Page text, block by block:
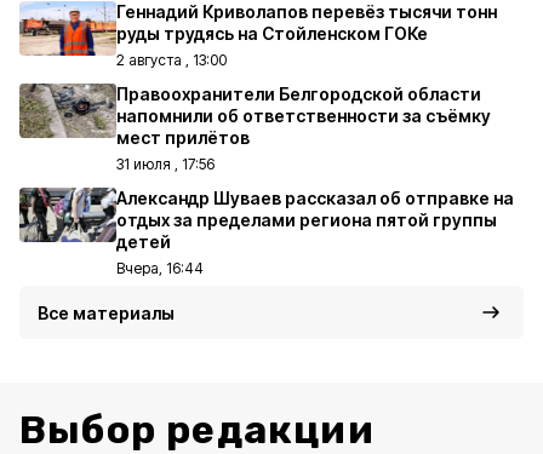
Геннадий Криволапов перевёз тысячи тонн
руды трудясь на Стойленском ГОКе
2 августа , 13:00
Правоохранители Белгородской области
напомнили об ответственности за съёмку
мест прилётов
31 июля , 17:56
Александр Шуваев рассказал об отправке на
отдых за пределами региона пятой группы
детей
Вчера, 16:44
Все материалы
Выбор редакции